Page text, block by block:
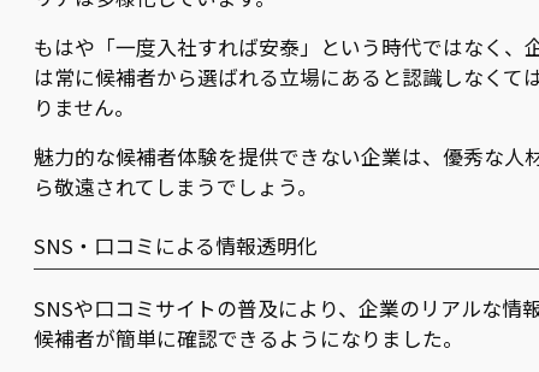
もはや「一度入社すれば安泰」という時代ではなく、
は常に候補者から選ばれる立場にあると認識しなくて
りません。
魅力的な候補者体験を提供できない企業は、優秀な人
ら敬遠されてしまうでしょう。
SNS・口コミによる情報透明化
SNSや口コミサイトの普及により、企業のリアルな情
候補者が簡単に確認できるようになりました。